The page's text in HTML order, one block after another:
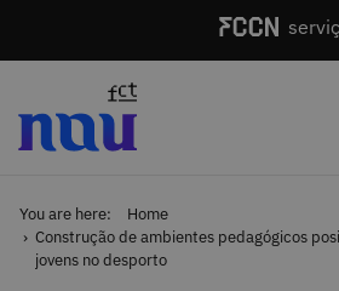
You are here:
Home
Construção de ambientes pedagógicos
jovens no desporto